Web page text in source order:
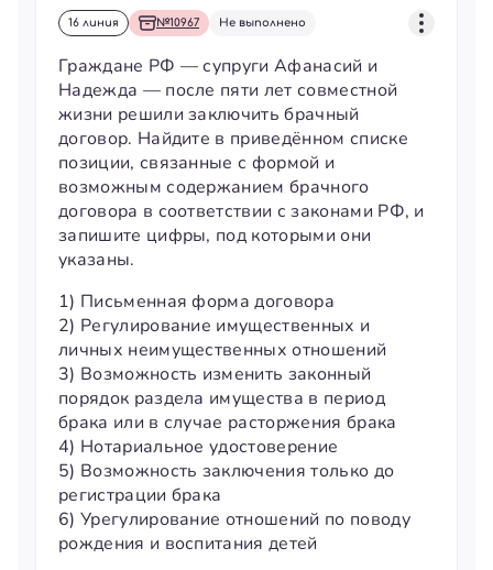
16 линия №10967 Не выполнено
Граждане РФ — супруги Афанасий и
Надежда — после пяти лет совместной
жизни решили заключить брачный
договор. Найдите в приведённом списке
позиции, связанные с формой и
возможным содержанием брачного
договора в соответствии с законами РФ, и
запишите цифры, под которыми они
указаны.
1) Письменная форма договора
2) Регулирование имущественных и
личных неимущественных отношений
3) Возможность изменить законный
порядок раздела имущества в период
брака или в случае расторжения брака
4) Нотариальное удостоверение
5) Возможность заключения только до
регистрации брака
6) Урегулирование отношений по поводу
рождения и воспитания детей